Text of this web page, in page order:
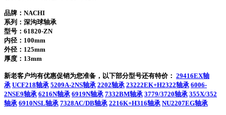
品牌：NACHI
系列：深沟球轴承
型号： 61820-ZN
内径：100mm
外径：125mm
厚度：13mm
新老客户均有优惠促销为您准备，以下部分型号还有特价： 29416EX轴
承 UCF218轴承 5209A-2NS轴承 2202轴承 23222EK+H2322轴承 6006-
2NSE9轴承 6216N轴承 6919N轴承 7332BM轴承 3779/3720轴承 355X/352
轴承 6910NSL轴承 7328AC/DB轴承 2216K+H316轴承 NU2207EG轴承